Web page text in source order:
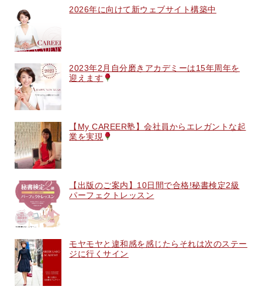
2026年に向けて新ウェブサイト構築中
2023年2月自分磨きアカデミーは15年周年を
迎えます
【My CAREER塾】会社員からエレガントな起
業を実現
【出版のご案内】10日間で合格!秘書検定2級
パーフェクトレッスン
モヤモヤと違和感を感じたらそれは次のステー
ジに行くサイン